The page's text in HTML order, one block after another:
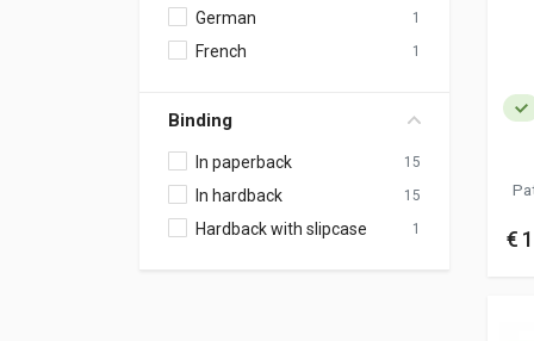
German 1
French 1
Binding
In paperback 15
In hardback 15
Hardback with slipcase 1 €